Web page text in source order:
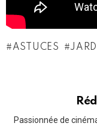
ASTUCES
Passionnée de